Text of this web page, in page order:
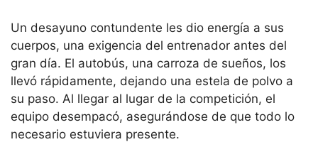
Un desayuno contundente les dio energía a sus
cuerpos, una exigencia del entrenador antes del
gran día. El autobús, una carroza de sueños, los
llevó rápidamente, dejando una estela de polvo a
su paso. Al llegar al lugar de la competición, el
equipo desempacó, asegurándose de que todo lo
necesario estuviera presente.